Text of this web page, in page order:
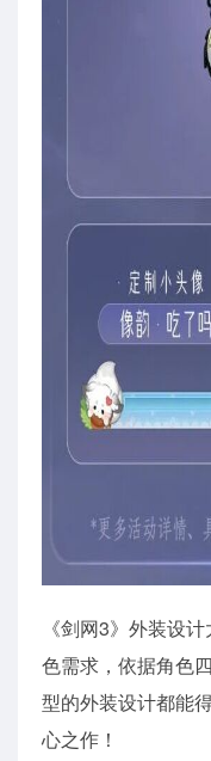
《剑网3》外装设
色需求，依据角色
型的外装设计都能
心之作！